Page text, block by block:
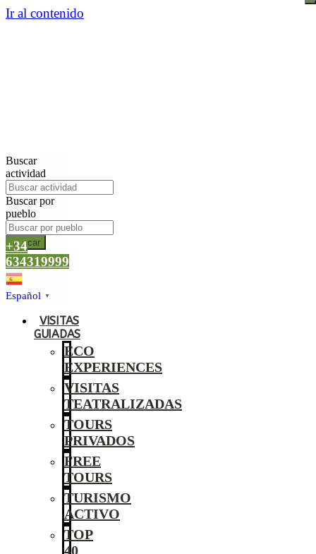
Ir al contenido
Buscar
actividad
Buscar por
pueblo
Buscar
+34
634319999
Español ▼
VISITAS
GUIADAS
ECO
EXPERIENCES
VISITAS
TEATRALIZADAS
TOURS
PRIVADOS
FREE
TOURS
TURISMO
ACTIVO
TOP
40